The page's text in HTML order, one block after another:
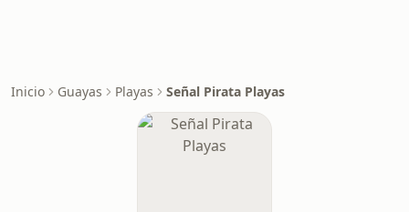
Inicio Guayas Playas Señal Pirata Playas